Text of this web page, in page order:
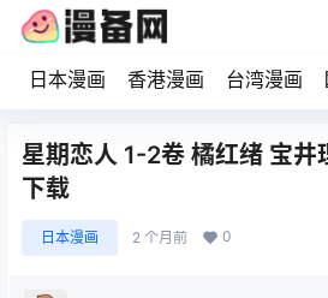
日本漫画 香港漫画 台湾漫画
星期恋人 1-2卷 橘红绪 宝井
下载
日本漫画 2 个月前 0